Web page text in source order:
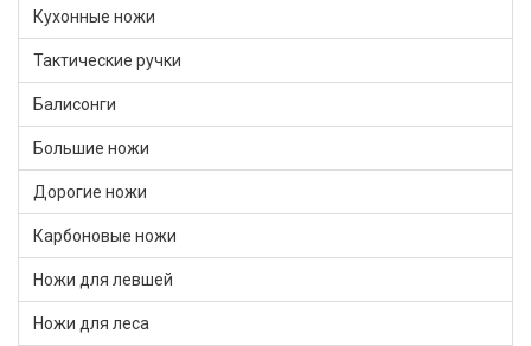
Кухонные ножи
Тактические ручки
Балисонги
Большие ножи
Дорогие ножи
Карбоновые ножи
Ножи для левшей
Ножи для леса